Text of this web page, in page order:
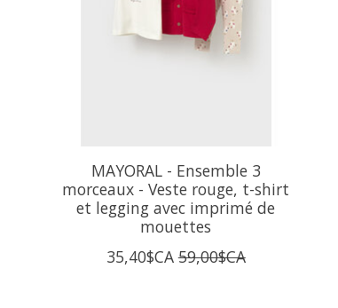
MAYORAL - Ensemble 3
morceaux - Veste rouge, t-shirt
et legging avec imprimé de
mouettes
35,40$CA 59,00$CA